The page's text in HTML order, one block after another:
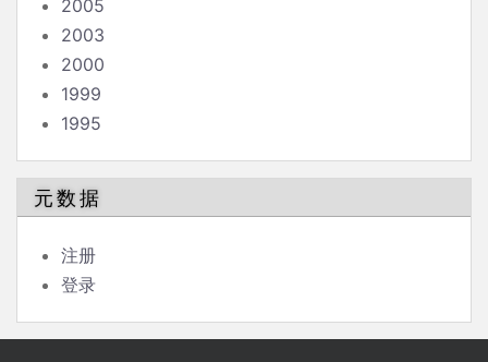
2005
2003
2000
1999
1995
元数据
注册
登录